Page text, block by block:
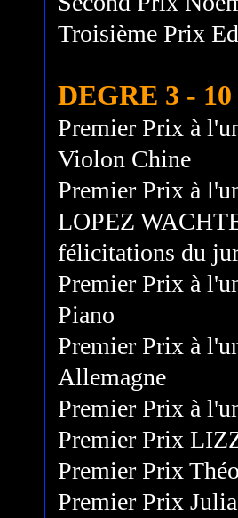
Troisième Prix
DEGRE 3 - 10
Premier Prix à
Violon Chine
Premier Prix à
LOPEZ
félicitations du
Premier Prix à
Piano
Premier Prix à
Allemagne
Premier Prix à
Premier Prix
Premier Prix
Premier Prix